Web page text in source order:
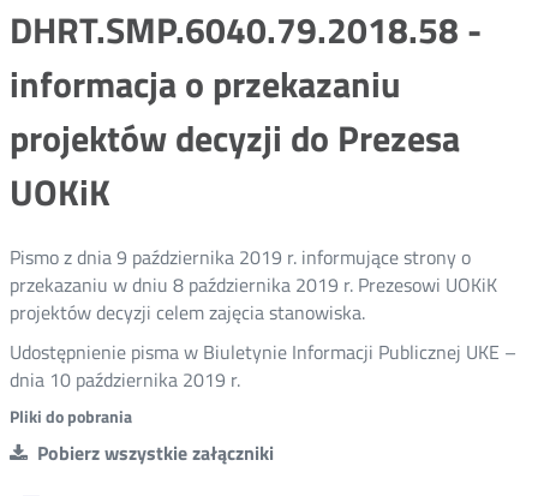
DHRT.SMP.6040.79.2018.58 -
informacja o przekazaniu
projektów decyzji do Prezesa
UOKiK
Pismo z dnia 9 października 2019 r. informujące strony o
przekazaniu w dniu 8 października 2019 r. Prezesowi UOKiK
projektów decyzji celem zajęcia stanowiska.
Udostępnienie pisma w Biuletynie Informacji Publicznej UKE –
dnia 10 października 2019 r.
Pliki do pobrania
Pobierz wszystkie załączniki